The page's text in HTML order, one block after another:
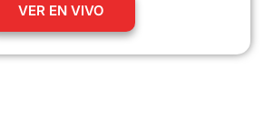
VER EN VIVO